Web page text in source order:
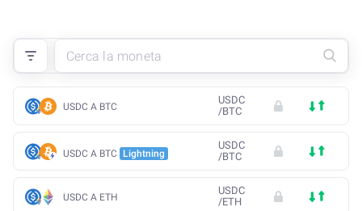
USDC A BTC
USDC
/BTC
USDC A BTC Lightning
USDC
/BTC
USDC A ETH
USDC
/ETH